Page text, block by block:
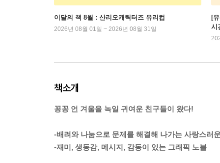
이달의 책 8월 : 산리오캐릭터즈 유리컵
2026년 08월 01일 ~ 2026년 08월 31일
[
시
책소개
꽁꽁 언 겨울을 녹일 귀여운 친구들이 왔다!
-배려와 나눔으로 문제를 해결해 나가는 사랑스러
-재미, 생동감, 메시지, 감동이 있는 그래픽 노블